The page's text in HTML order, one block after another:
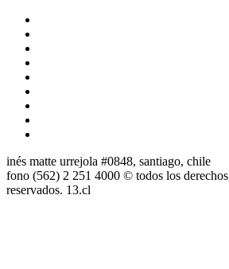
inés matte urrejola #0848, santiago, chile
fono (562) 2 251 4000 © todos los derechos
reservados. 13.cl